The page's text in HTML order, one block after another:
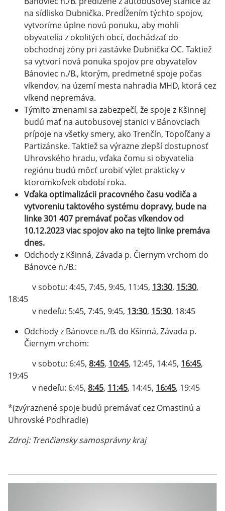
na sídlisko Dubnička. Predĺžením týchto spojov,
vytvoríme úplne novú ponuku, aby mohli
obyvatelia z okolitých obcí, dochádzať do
obchodnej zóny pri zastávke Dubnička OC. Taktiež
sa vytvorí nová ponuka spojov pre obyvateľov
Bánoviec n./B., ktorým, predmetné spoje počas
víkendov, na území mesta nahradia MHD, ktorá cez
víkend nepremáva.
Týmito zmenami sa zabezpečí, že spoje z Kšinnej
budú mať na autobusovej stanici v Bánovciach
prípoje na všetky smery, ako Trenčín, Topoľčany a
Partizánske. Taktiež sa výrazne zlepší dostupnosť
Uhrovského hradu, vďaka čomu si obyvatelia
regiónu budú môcť urobiť výlet prakticky v
ktoromkoľvek období roka.
Vďaka optimalizácii pracovného času vodiča a
vytvoreniu taktového systému dopravy, bude na
linke 301 407 premávať počas víkendov od
10.12.2023 viac spojov ako na tejto linke premáva
dnes.
Odchody z Kšinná, Závada p. Čiernym vrchom do
Bánovce n./B.:
v sobotu: 4:45, 7:45, 9:45, 11:45, 13:30, 15:30,
18:45
v nedeľu: 5:45, 7:45, 9:45, 13:30, 15:30, 18:45
Odchody z Bánovce n./B. do Kšinná, Závada p.
Čiernym vrchom:
v sobotu: 6:45, 8:45, 10:45, 12:45, 14:45, 16:45,
19:45
v nedeľu: 6:45, 8:45, 11:45, 14:45, 16:45, 19:45
*(zvýraznené spoje budú premávať cez Omastinú a
Uhrovské Podhradie)
Zdroj: Trenčiansky samosprávny kraj